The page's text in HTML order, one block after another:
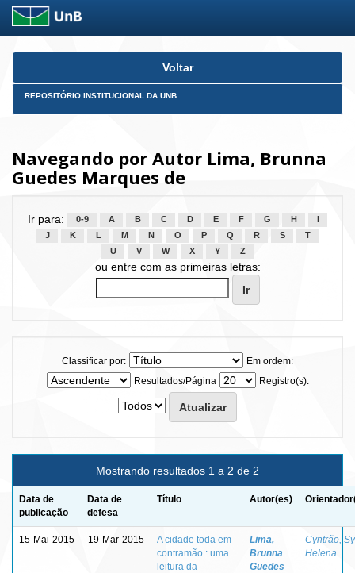
Skip
Voltar
REPOSITÓRIO INSTITUCIONAL DA UNB
Navegando por Autor Lima, Brunna
Guedes Marques de
Ir para: 0-9 A B C D E F G H
J
K L M N O P Q R S
T
U
V W X Y Z
ou entre com as primeiras letras:
Classificar por:
Em ordem:
Resultados/Página
Registro(s):
Mostrando resultados 1 a 2 de 2
Data de
publicação
Data de
defesa
Título Autor(es)
15-Mai-2015 19-Mar-2015
A cidade toda em
contramão : uma
leitura da
Lima,
Brunna
Guedes
Cyntrão,
Helena